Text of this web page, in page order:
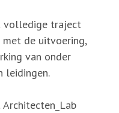
volledige traject
de uitvoering,
van onder
leidingen.